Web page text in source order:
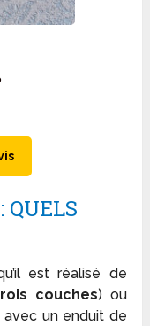
QUELS
est réalisé de
couches) ou
avec un enduit de